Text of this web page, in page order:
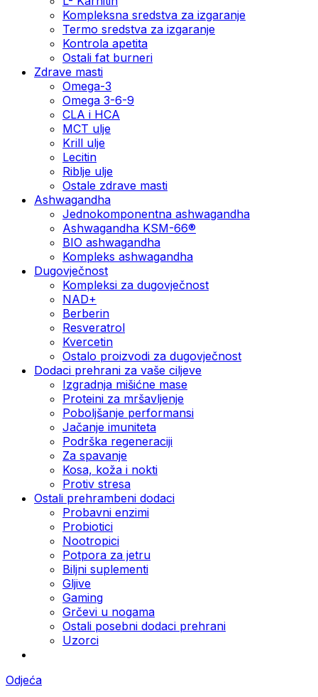
Kompleksna sredstva za izgaranje
Termo sredstva za izgaranje
Kontrola apetita
Ostali fat burneri
Zdrave masti
Omega-3
Omega 3-6-9
CLA i HCA
MCT ulje
Krill ulje
Lecitin
Riblje ulje
Ostale zdrave masti
Ashwagandha
Jednokomponentna ashwagandha
Ashwagandha KSM-66®
BIO ashwagandha
Kompleks ashwagandha
Dugovječnost
Kompleksi za dugovječnost
NAD+
Berberin
Resveratrol
Kvercetin
Ostalo proizvodi za dugovječnost
Dodaci prehrani za vaše ciljeve
Izgradnja mišićne mase
Proteini za mršavljenje
Poboljšanje performansi
Jačanje imuniteta
Podrška regeneraciji
Za spavanje
Kosa, koža i nokti
Protiv stresa
Ostali prehrambeni dodaci
Probavni enzimi
Probiotici
Nootropici
Potpora za jetru
Biljni suplementi
Gljive
Gaming
Grčevi u nogama
Ostali posebni dodaci prehrani
Uzorci
Odjeća